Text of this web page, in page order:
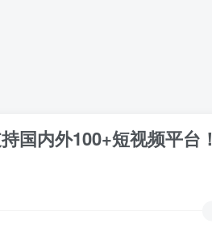
国内外100+短视频平台！